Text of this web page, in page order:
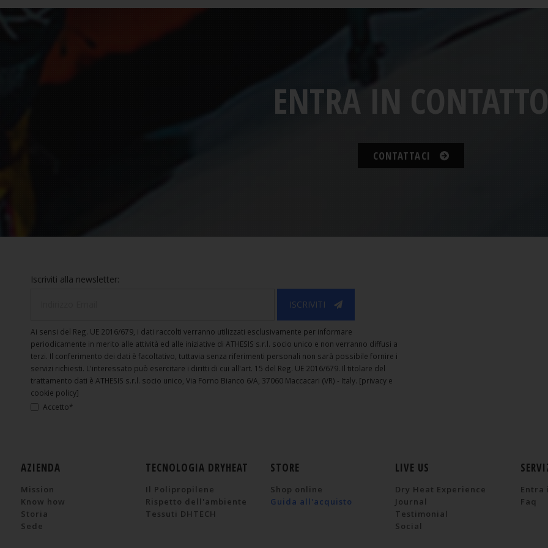
ENTRA IN
CONTATTACI
Iscriviti alla newsletter:
ISCRIVITI
Ai sensi del Reg. UE 2016/679, i dati raccolti verranno utilizzati esclusivamente per informare
periodicamente in merito alle attività ed alle iniziative di ATHESIS s.r.l. socio unico e non verranno diffusi a
terzi. Il conferimento dei dati è facoltativo, tuttavia senza riferimenti personali non sarà possibile fornire i
servizi richiesti. L'interessato può esercitare i diritti di cui all'art. 15 del Reg. UE 2016/679. Il titolare del
trattamento dati è ATHESIS s.r.l. socio unico, Via Forno Bianco 6/A, 37060 Maccacari (VR) - Italy. [privacy e
cookie policy]
Accetto*
AZIENDA
Mission
Know how
Storia
Sede
TECNOLOGIA DRYHEAT
Il Polipropilene
Rispetto dell'ambiente
Tessuti DHTECH
STORE
Shop online
Guida all'acquisto
LIVE US
Dry Heat Experience
Journal
Testimonial
Social
Entra
Faq